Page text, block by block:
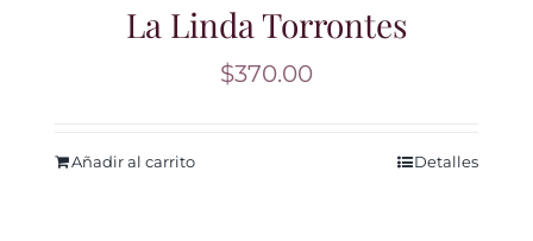
La Linda Torrontes
$370.00
Añadir al carrito Detalles